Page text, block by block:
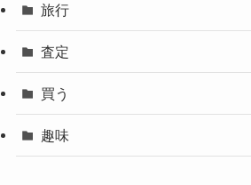
旅行
査定
買う
趣味